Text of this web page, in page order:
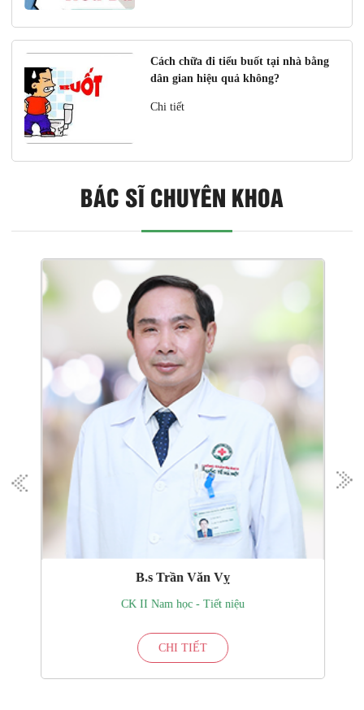
Cách chữa đi tiểu buốt tại nhà bằng
dân gian hiệu quả không?
Chi tiết
BÁC SĨ CHUYÊN KHOA
B.s Trần Văn Vỵ
CK II Nam học - Tiết niệu
CHI TIẾT